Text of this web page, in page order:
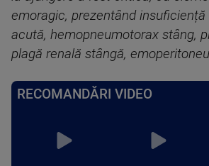
emoragic, prezentând insuficiență
acută, hemopneumotorax stâng,
plagă renală stângă,
RECOMANDĂRI VIDEO